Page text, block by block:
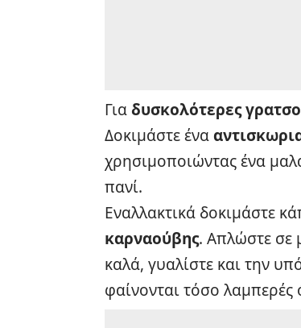
Για δυσκολότερες
Δοκιμάστε ένα
χρησιμοποιώντας ένα
πανί.
Εναλλακτικά δοκιμάστε
καρναούβης. Απλώστε σε
καλά, γυαλίστε και την
φαίνονται τόσο